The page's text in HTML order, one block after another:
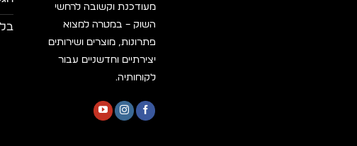
מעודכנת וקשובה לרחשי
השוק – במטרה למצוא
פתרונות, מוצרים ושירותים
יצירתיים וחדשניים עבור
לקוחותיה.